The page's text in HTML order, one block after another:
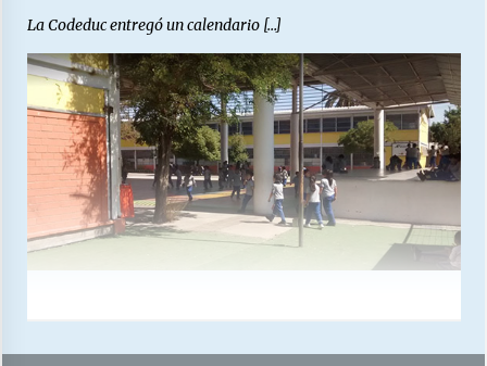
La Codeduc entregó un calendario […]